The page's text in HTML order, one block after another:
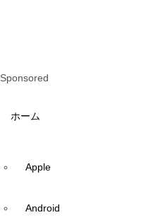
Sponsored
ホーム
Apple
Android